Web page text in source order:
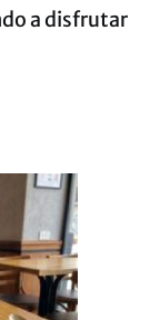
a disfrutar